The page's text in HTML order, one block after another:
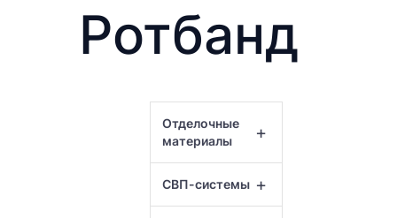
Ротбанд
+
Отделочные
материалы
+
СВП-системы